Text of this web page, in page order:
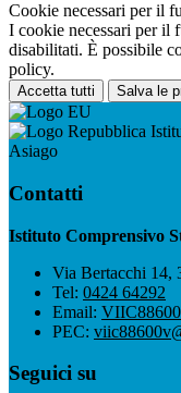
Cookie necessari per il
I cookie necessari per il
disabilitati. È possibile
policy.
Accetta tutti Salva le
Asiago
Contatti
Istituto Comprensivo
Via Bertacchi 14,
Tel: 0424 64292
Email:
PEC:
Seguici su